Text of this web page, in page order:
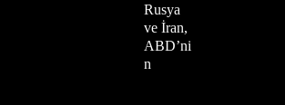
Rusya
ve İran,
ABD’ni
n